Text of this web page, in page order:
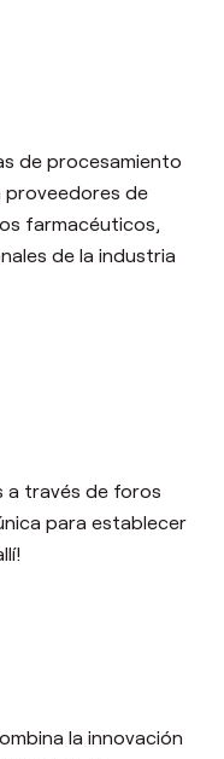
de procesamiento
proveedores de
farmacéuticos,
de la industria
a través de foros
para establecer
la innovación